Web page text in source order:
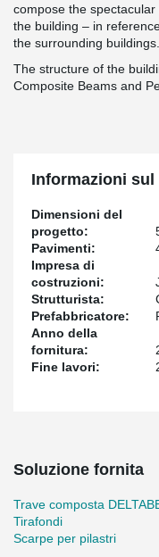
compose the
the building – in
the surrounding buildings.
The structure of the
Composite Beams and
Informazioni
Dimensioni del
progetto:
Pavimenti:
Impresa di
costruzioni:
Strutturista:
Prefabbricatore:
Anno della
fornitura:
Fine lavori:
Soluzione fornita
Trave composta
Tirafondi
Scarpe per pilastri